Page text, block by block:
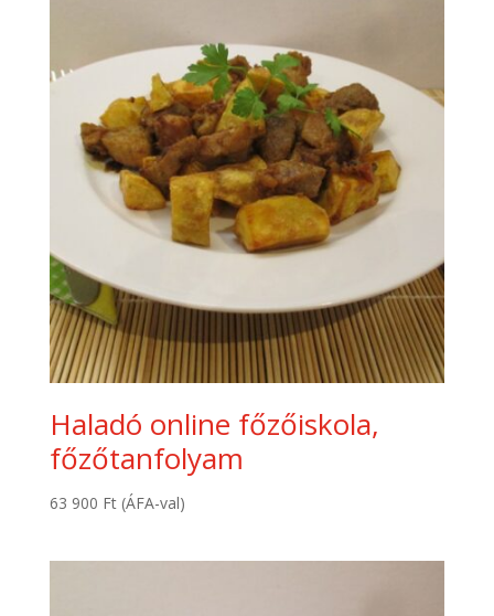
Haladó online főzőiskola,
főzőtanfolyam
63 900 Ft (ÁFA-val)